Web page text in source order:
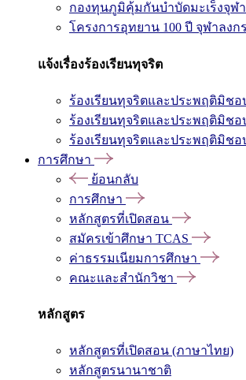
กองทุนภูมิคุ้มกันบำบัดมะเร็งจุฬ
โครงการอุทยาน 100 ปี จุฬาลง
แจ้งเรื่องร้องเรียนทุจริต
ร้องเรียนทุจริตและประพฤติมิชอ
ร้องเรียนทุจริตและประพฤติมิชอ
ร้องเรียนทุจริตและประพฤติมิชอ
การศึกษา
ย้อนกลับ
การศึกษา
หลักสูตรที่เปิดสอน
สมัครเข้าศึกษา TCAS
ค่าธรรมเนียมการศึกษา
คณะและสำนักวิชา
หลักสูตร
หลักสูตรที่เปิดสอน (ภาษาไทย)
หลักสูตรนานาชาติ